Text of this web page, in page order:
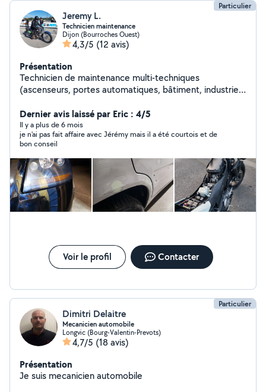
Particulier
Jeremy L.
Technicien maintenance
Dijon (Bourroches Ouest)
4,3/5 (12 avis)
Présentation
Technicien de maintenance multi-techniques
(ascenseurs, portes automatiques, bâtiment, industrie)
quelques passes temps. (Motos, véhicules collections,
carrosserie etc...)
Dernier avis laissé par Eric : 4/5
Il y a plus de 6 mois
je n'ai pas fait affaire avec Jérémy mais il a été courtois et de
bon conseil
Voir le profil Contacter
Particulier
Dimitri Delaitre
Mecanicien automobile
Longvic (Bourg-Valentin-Prevots)
4,7/5 (18 avis)
Présentation
Je suis mecanicien automobile